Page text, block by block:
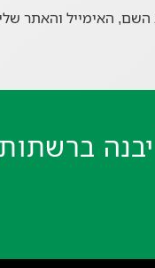
האימייל והאתר